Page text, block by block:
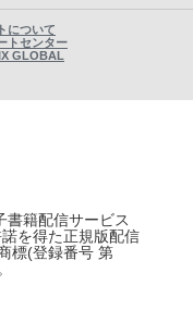
について
トセンター
GLOBAL
書籍配信サービス
を得た正規版配信
標(登録番号 第